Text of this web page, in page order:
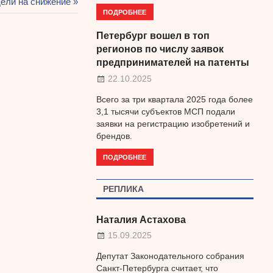
ПОДРОБНЕЕ
Петербург вошел в топ
регионов по числу заявок
предпринимателей на патенты
22.10.2025
Всего за три квартала 2025 года более
3,1 тысячи субъектов МСП подали
заявки на регистрацию изобретений и
брендов.
ПОДРОБНЕЕ
РЕПЛИКА
Наталия Астахова
15.09.2025
Депутат Законодательного собрания
Санкт-Петербурга считает, что